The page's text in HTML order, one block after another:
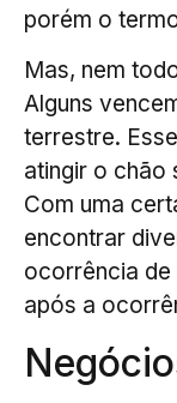
porém o
Mas, nem
Alguns
terrestre.
atingir o chão
Com uma
encontrar
ocorrência de
após a